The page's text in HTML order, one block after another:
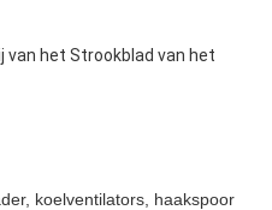
koelventilators, haakspoor